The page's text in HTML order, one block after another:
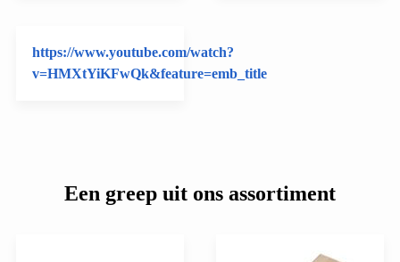
https://www.youtube.com/watch?
v=HMXtYiKFwQk&feature=emb_title
Een greep uit ons assortiment